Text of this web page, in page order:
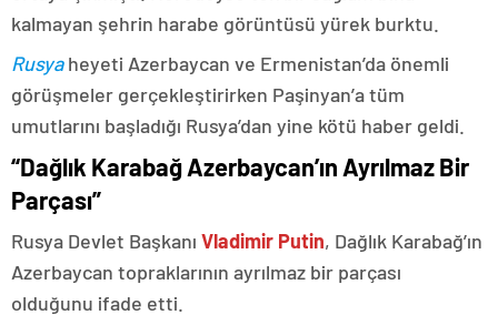
kalmayan şehrin harabe görüntüsü yürek burktu.
Rusyaheyeti Azerbaycan ve Ermenistan’da önemli
görüşmeler gerçekleştirirken Paşinyan’a tüm
umutlarını başladığı Rusya’dan yine kötü haber geldi.
“Dağlık Karabağ Azerbaycan’ın Ayrılmaz Bir
Parçası”
Rusya Devlet Başkanı Vladimir Putin, Dağlık Karabağ’ın
Azerbaycan topraklarının ayrılmaz bir parçası
olduğunu ifade etti.